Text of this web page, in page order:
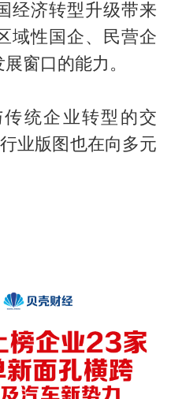
经济转型升级带来
域性国企、民营企
窗口的能力。
统企业转型的交
业版图也在向多元